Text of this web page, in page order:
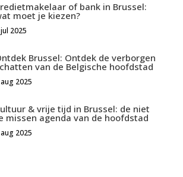
of bank in Brussel:
moet je kiezen?
2025
Brussel: Ontdek de verborgen
van de Belgische hoofdstad
2025
& vrije tijd in Brussel: de niet
missen agenda van de hoofdstad
2025